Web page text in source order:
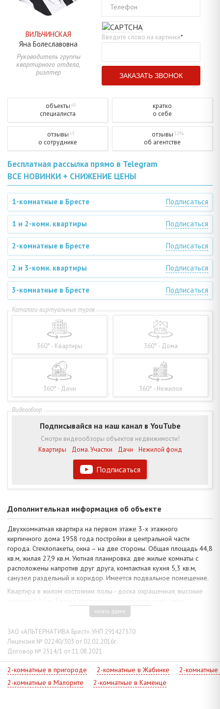
ВИЛЬЧИНСКАЯ
Яна Болеславовна
Руководитель группы
квартирного отдела,
риэлтер
Телефон
Введите слово на картинке*
объекты 60
специалиста
кратко
о себе
отзывы 65
о сотруднике
отзывы 1296
об агентстве
Бесплатная рассылка прямо в Telegram
ВСЕ НОВИНКИ + СНИЖЕНИЕ ЦЕНЫ
1-комнатные в Бресте Подписаться
1 и 2-комн. квартиры Подписаться
2-комнатные в Бресте Подписаться
2 и 3-комн. квартиры Подписаться
3-комнатные в Бресте Подписаться
360° - Квартиры 360° - Дома
360° - Дачи 360° - Нежилое
Подписаться
Подписывайся на наш канал в YouTube
Смотри видеообзоры объектов недвижимости!
Квартиры
Дома. Участки Дачи Нежилой фонд
Дополнительная информация об объекте
Двухкомнатная квартира на первом этаже 3-х этажного
кирпичного дома 1958 года постройки в центральной части
города. Стеклопакеты, окна – на две стороны. Общая площадь 44,8
кв.м, жилая 27,9 кв.м. Уютная планировка: две жилые комнаты с
расположены напротив друг друга, компактная кухня 5,3 кв.м,
санузел раздельный и коридор. Имеется подвальное помещение.
Квартира в жилом состоянии: полы - доска окрашенная, высокие
сторонам дома, в помещении поддерживается хороший
расположение дома в центре развитой инфраструктуры г. Бреста.
В шаговой доступности находятся школы, гимназия № 1, детские
сады, супермаркеты, поликлиники, музыкальная школа и городской
парк.
Подходящий вариант для организации коммерческой
деятельности при условии перевода помещения в нежилой фонд.
читать далее
ЗАО «АЛЬТЕРНАТИВА Брест». УНП 291427570
Лицензия № 02240/303 от 02.02.2016г.
Договор № 2514/1 от 11.08.2021
2-комнатные в пригороде 2-комнатные в Жабинке
2-
2-комнатные в Малорите
2-комнатные в Каменце